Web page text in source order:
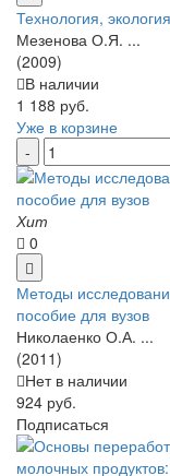
Технология,
Мезенова О.Я. ...
(2009)
В наличии
1 188 руб.
Уже в корзине
Хит
0
Методы
пособие для вузов
Николаенко О.А. ...
(2011)
Нет в наличии
924 руб.
Подписаться